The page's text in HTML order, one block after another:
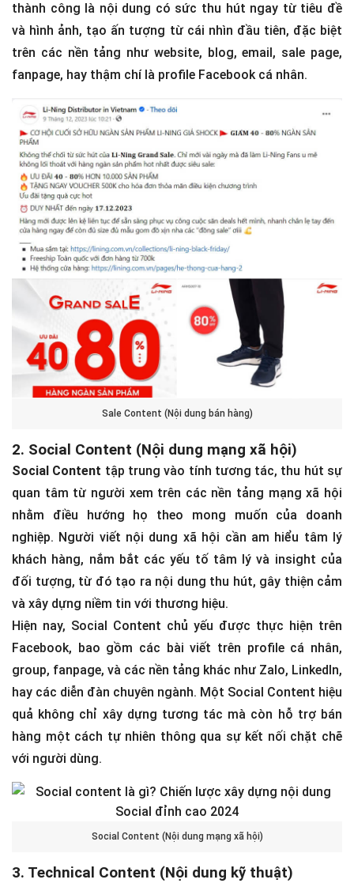
thành công là nội dung có sức thu hút ngay từ tiêu đề
và hình ảnh, tạo ấn tượng từ cái nhìn đầu tiên, đặc biệt
trên các nền tảng như website, blog, email, sale page,
fanpage, hay thậm chí là profile Facebook cá nhân.
Sale Content (Nội dung bán hàng)
2. Social Content (Nội dung mạng xã hội)
Social Content tập trung vào tính tương tác, thu hút sự
quan tâm từ người xem trên các nền tảng mạng xã hội
nhằm điều hướng họ theo mong muốn của doanh
nghiệp. Người viết nội dung xã hội cần am hiểu tâm lý
khách hàng, nắm bắt các yếu tố tâm lý và insight của
đối tượng, từ đó tạo ra nội dung thu hút, gây thiện cảm
và xây dựng niềm tin với thương hiệu.
Hiện nay, Social Content chủ yếu được thực hiện trên
Facebook, bao gồm các bài viết trên profile cá nhân,
group, fanpage, và các nền tảng khác như Zalo, LinkedIn,
hay các diễn đàn chuyên ngành. Một Social Content hiệu
quả không chỉ xây dựng tương tác mà còn hỗ trợ bán
hàng một cách tự nhiên thông qua sự kết nối chặt chẽ
với người dùng.
Social Content (Nội dung mạng xã hội)
3. Technical Content (Nội dung kỹ thuật)